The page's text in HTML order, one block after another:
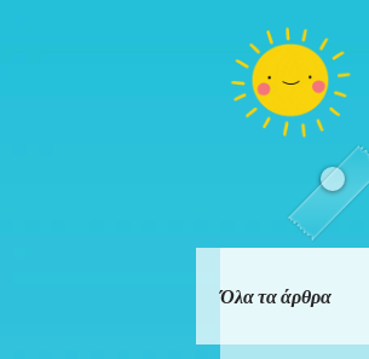
Όλα τα άρθρα